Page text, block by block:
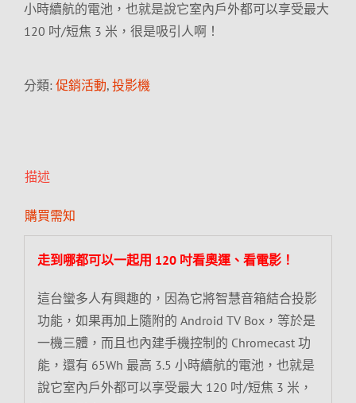
小時續航的電池，也就是說它室內戶外都可以享受最大
120 吋/短焦 3 米，很是吸引人啊！
分類: 促銷活動, 投影機
描述
購買需知
走到哪都可以一起用 120 吋看奧運、看電影！
這台蠻多人有興趣的，因為它將智慧音箱結合投影
功能，如果再加上隨附的 Android TV Box，等於是
一機三體，而且也內建手機控制的 Chromecast 功
能，還有 65Wh 最高 3.5 小時續航的電池，也就是
說它室內戶外都可以享受最大 120 吋/短焦 3 米，